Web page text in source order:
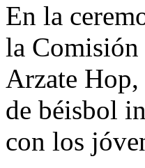
En la
la Comisión
Arzate
de béisbol
con los